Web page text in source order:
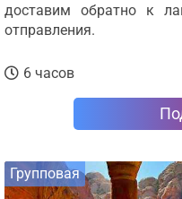
доставим обратно к
отправления.
6 часов
Групповая